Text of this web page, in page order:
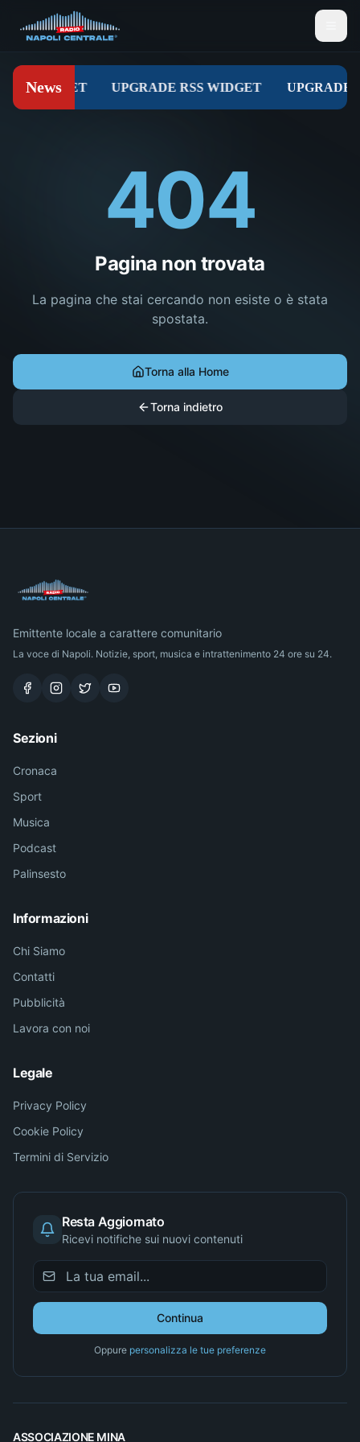
404
Pagina non trovata
La pagina che stai cercando non esiste o è stata
spostata.
Torna alla Home
Torna indietro
Emittente locale a carattere comunitario
La voce di Napoli. Notizie, sport, musica e intrattenimento 24 ore su 24.
Sezioni
Cronaca
Sport
Musica
Podcast
Palinsesto
Informazioni
Chi Siamo
Contatti
Pubblicità
Lavora con noi
Legale
Privacy Policy
Cookie Policy
Termini di Servizio
Resta Aggiornato
Ricevi notifiche sui nuovi contenuti
Continua
Oppure personalizza le tue preferenze
ASSOCIAZIONE MINA